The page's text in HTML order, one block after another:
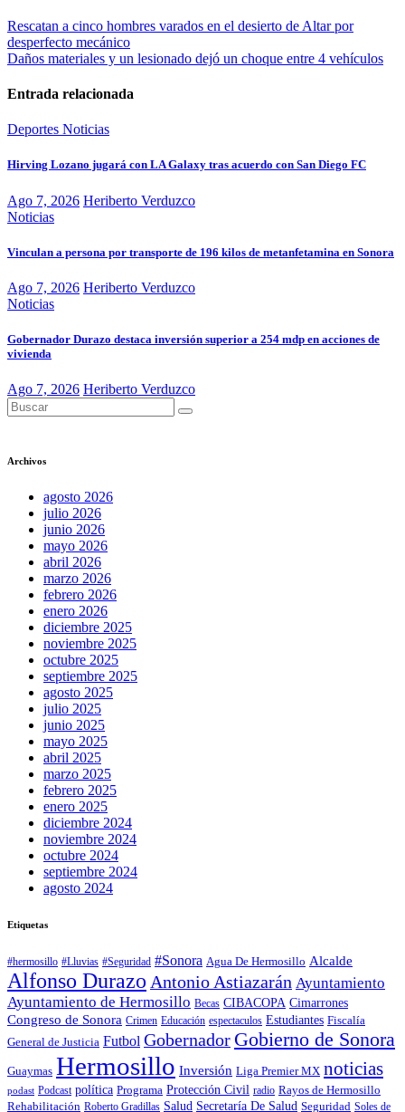
Rescatan a cinco hombres varados en el desierto de Altar por
desperfecto mecánico
Daños materiales y un lesionado dejó un choque entre 4 vehículos
Entrada relacionada
Deportes Noticias
Hirving Lozano jugará con LA Galaxy tras acuerdo con San Diego FC
Ago 7, 2026 Heriberto Verduzco
Noticias
Vinculan a persona por transporte de 196 kilos de metanfetamina en Sonora
Ago 7, 2026 Heriberto Verduzco
Noticias
Gobernador Durazo destaca inversión superior a 254 mdp en acciones de
vivienda
Ago 7, 2026 Heriberto Verduzco
Archivos
agosto 2026
julio 2026
junio 2026
mayo 2026
abril 2026
marzo 2026
febrero 2026
enero 2026
diciembre 2025
noviembre 2025
octubre 2025
septiembre 2025
agosto 2025
julio 2025
junio 2025
mayo 2025
abril 2025
marzo 2025
febrero 2025
enero 2025
diciembre 2024
noviembre 2024
octubre 2024
septiembre 2024
agosto 2024
Etiquetas
#hermosillo #Lluvias #Seguridad #Sonora Agua De Hermosillo Alcalde
Alfonso Durazo Antonio Astiazarán Ayuntamiento
Ayuntamiento de Hermosillo Becas CIBACOPA Cimarrones
Congreso de Sonora Crimen Educación espectaculos Estudiantes Fiscalía
General de Justicia Futbol Gobernador Gobierno de Sonora
Guaymas Hermosillo Inversión Liga Premier MX noticias
podast Podcast política Programa Protección Civil radio Rayos de Hermosillo
Rehabilitación Roberto Gradillas Salud Secretaría De Salud Seguridad Soles de